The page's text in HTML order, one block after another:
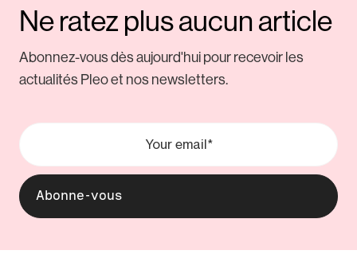
Ne ratez plus aucun article
Abonnez-vous dès aujourd'hui pour recevoir les
actualités Pleo et nos newsletters.